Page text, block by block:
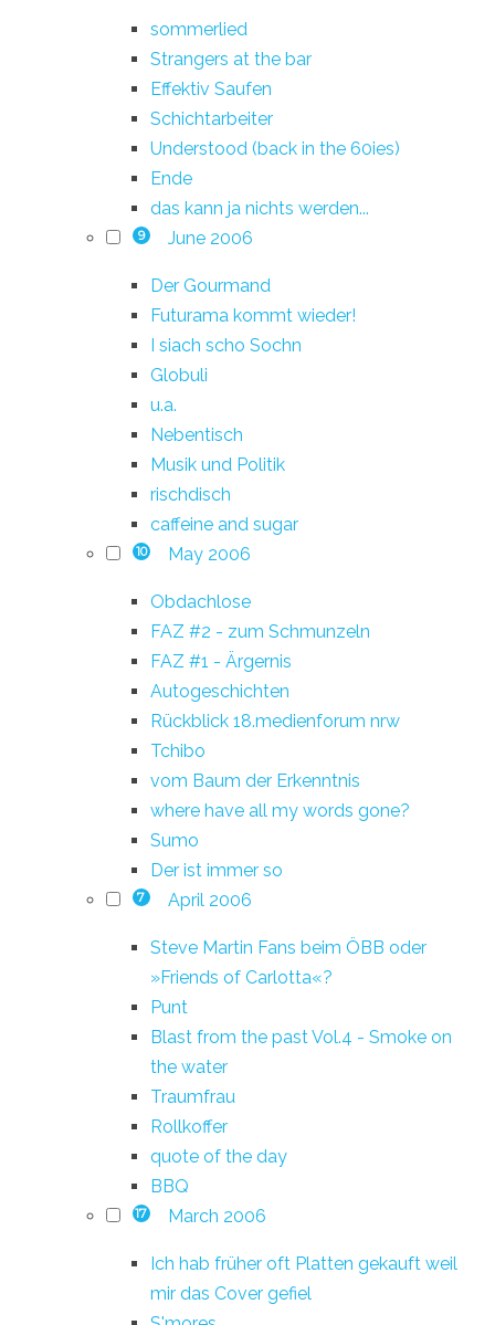
sommerlied
Strangers at the bar
Effektiv Saufen
Schichtarbeiter
Understood (back in the 60ies)
Ende
das kann ja nichts werden...
9 June 2006
Der Gourmand
Futurama kommt wieder!
I siach scho Sochn
Globuli
u.a.
Nebentisch
Musik und Politik
rischdisch
caffeine and sugar
10 May 2006
Obdachlose
FAZ #2 - zum Schmunzeln
FAZ #1 - Ärgernis
Autogeschichten
Rückblick 18.medienforum nrw
Tchibo
vom Baum der Erkenntnis
where have all my words gone?
Sumo
Der ist immer so
7 April 2006
Steve Martin Fans beim ÖBB oder
»Friends of Carlotta«?
Punt
Blast from the past Vol.4 - Smoke on
the water
Traumfrau
Rollkoffer
quote of the day
BBQ
17 March 2006
Ich hab früher oft Platten gekauft weil
mir das Cover gefiel